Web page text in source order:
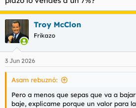
Troy McClon
Frikazo
3 Jun 2026
Asam rebuznó:
Pero a menos que sepas que va a
baje, explicame porque un valor para